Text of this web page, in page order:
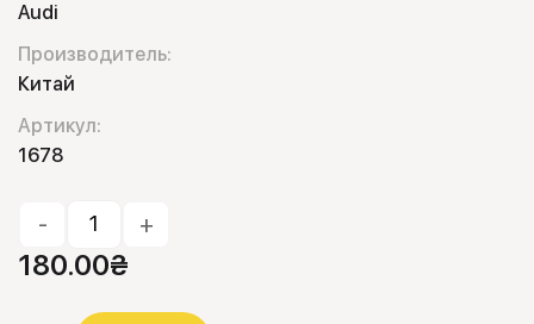
Audi
Производитель:
Китай
Артикул:
1678
- +
180.00₴